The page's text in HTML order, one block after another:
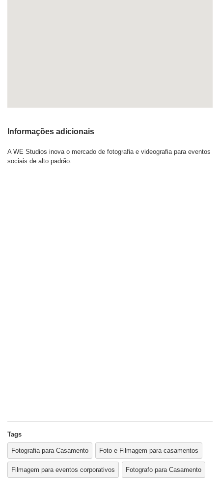
Informações adicionais
A WE Studios inova o mercado de fotografia e videografia para eventos
sociais de alto padrão.
Tags
Fotografia para Casamento Foto e Filmagem para casamentos
Filmagem para eventos corporativos Fotografo para Casamento